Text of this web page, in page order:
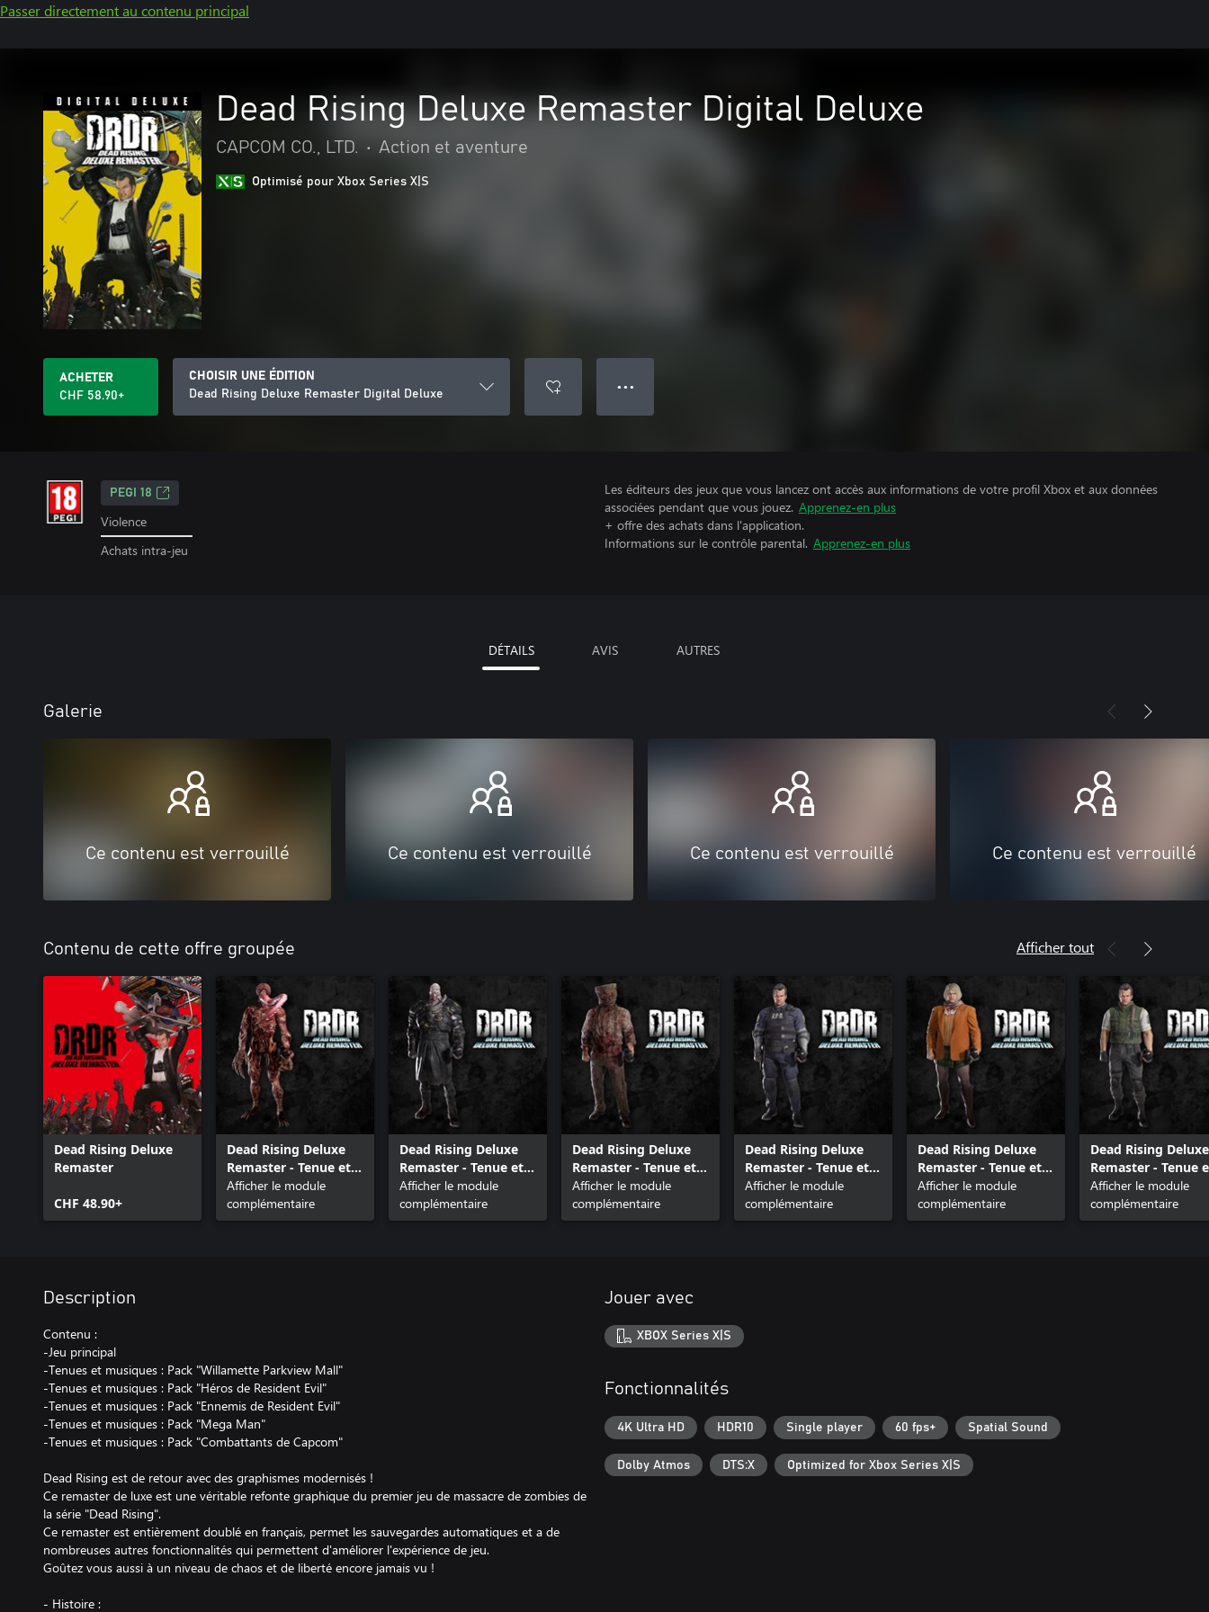
Passer directement au contenu principal
Dead Rising Deluxe Remaster Digital Deluxe
CAPCOM CO., LTD. • Action et aventure
Optimisé pour Xbox Series X|S
ACHETER
CHF 58.90+
CHOISIR UNE ÉDITION
Dead Rising Deluxe Remaster Digital Deluxe
● ● ●
PEGI 18
Violence
Achats intra-jeu
Les éditeurs des jeux que vous lancez ont accès aux informations de votre profil Xbox et aux données
associées pendant que vous jouez. Apprenez-en plus
+ offre des achats dans l'application.
Informations sur le contrôle parental. Apprenez-en plus
DÉTAILS AVIS AUTRES
Galerie
Ce contenu est verrouillé Ce contenu est verrouillé Ce contenu est verrouillé Ce contenu est verrouillé
Contenu de cette offre groupée Afficher tout
Dead Rising Deluxe
Remaster
CHF 48.90+
Dead Rising Deluxe
Remaster - Tenue et
musique : Licker
Afficher le module
complémentaire
Dead Rising Deluxe
Remaster - Tenue et
musique : Nemesis
Afficher le module
complémentaire
Dead Rising Deluxe
Remaster - Tenue et
musique : Villageois à
la tronçonneuse
Afficher le module
complémentaire
Dead Rising Deluxe
Remaster - Tenue et
musique : Leon S.
Kennedy
Afficher le module
complémentaire
Dead Rising Deluxe
Remaster - Tenue et
musique : Ashley
Graham
Afficher le module
complémentaire
Dead Rising Deluxe
Remaster - Tenue
musique : Chris
Redfield
Afficher le module
complémentaire
Description
Contenu :
-Jeu principal
-Tenues et musiques : Pack "Willamette Parkview Mall"
-Tenues et musiques : Pack "Héros de Resident Evil"
-Tenues et musiques : Pack "Ennemis de Resident Evil"
-Tenues et musiques : Pack "Mega Man"
-Tenues et musiques : Pack "Combattants de Capcom"
Dead Rising est de retour avec des graphismes modernisés !
Ce remaster de luxe est une véritable refonte graphique du premier jeu de massacre de zombies de
la série "Dead Rising".
Ce remaster est entièrement doublé en français, permet les sauvegardes automatiques et a de
nombreuses autres fonctionnalités qui permettent d'améliorer l'expérience de jeu.
Goûtez vous aussi à un niveau de chaos et de liberté encore jamais vu !
- Histoire :
Jouer avec
XBOX Series X|S
Fonctionnalités
4K Ultra HD HDR10 Single player 60 fps+ Spatial Sound
Dolby Atmos DTS:X Optimized for Xbox Series X|S